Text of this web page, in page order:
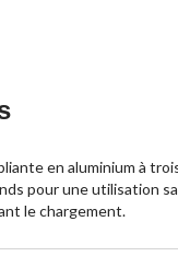
en aluminium à
pour une utilisation
le chargement.